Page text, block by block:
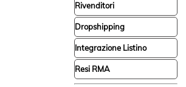
Rivenditori
Dropshipping
Integrazione Listino
Resi RMA